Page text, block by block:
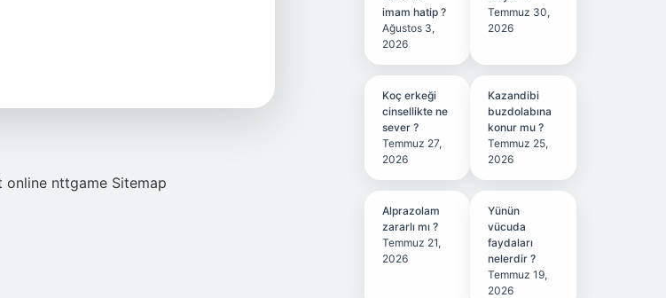
online nttgame Sitemap
imam hatip ?
Ağustos 3,
2026
Temmuz 30,
2026
Koç erkeği
cinsellikte ne
sever ?
Temmuz 27,
2026
Kazandibi
buzdolabına
konur mu ?
Temmuz 25,
2026
Alprazolam
zararlı mı ?
Temmuz 21,
2026
Yünün
vücuda
faydaları
nelerdir ?
Temmuz 19,
2026